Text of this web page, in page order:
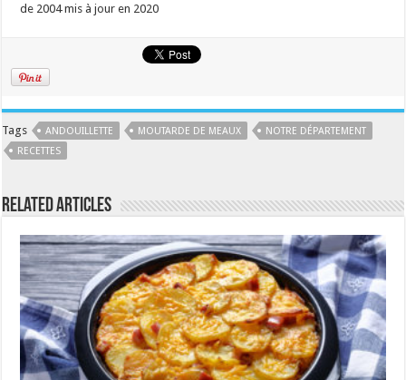
de 2004 mis à jour en 2020
Tags ANDOUILLETTE MOUTARDE DE MEAUX
NOTRE DÉPARTEMENT
RECETTES
Related Articles